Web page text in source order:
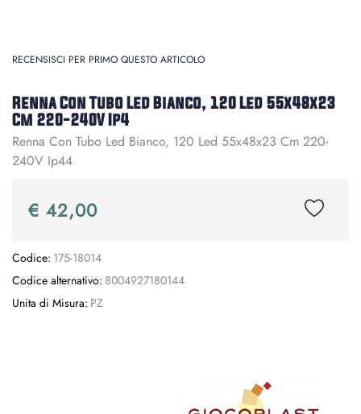
RECENSISCI PER PRIMO QUESTO ARTICOLO
Renna Con Tubo Led Bianco, 120 Led 55x48x23
Cm 220-240V Ip4
Renna Con Tubo Led Bianco, 120 Led 55x48x23 Cm 220-
240V Ip44
€ 42,00
Codice: 175-18014
Codice alternativo: 8004927180144
Unita di Misura: PZ